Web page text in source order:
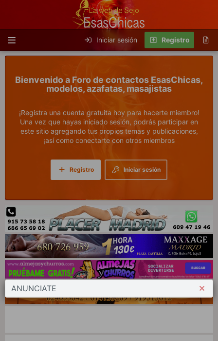
Iniciar sesión Registro
Foro de contactos EsasChicas,
modelos, azafatas, masajistas
¡Registra una cuenta gratuita hoy para hacerte miembro!
Una vez que hayas iniciado sesión, podrás participar en
este sitio agregando tus propios temas y publicaciones,
¡así como conectarte con otros miembros
Iniciar sesión
Registro
ANUNCIATE